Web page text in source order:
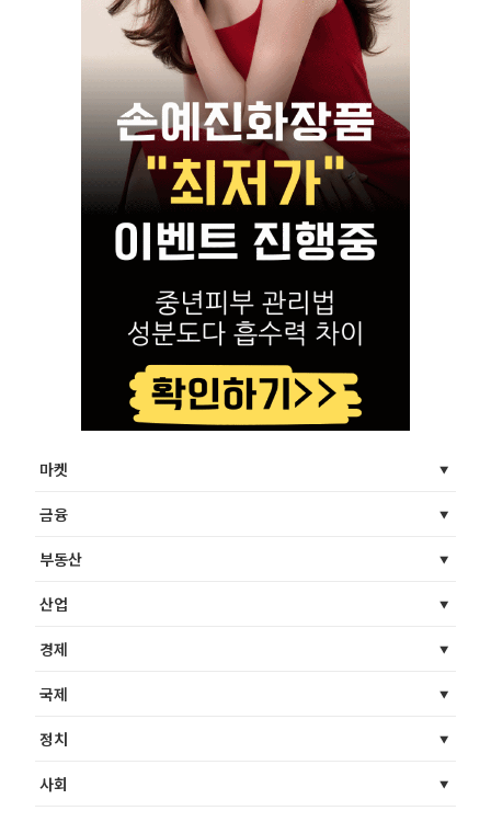
마켓
금융
부동산
산업
경제
국제
정치
사회